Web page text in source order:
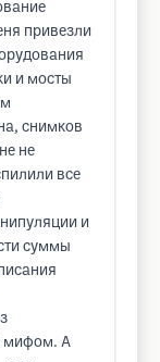
привезли
и мосты
снимков
не
все
и
суммы
мифом. А